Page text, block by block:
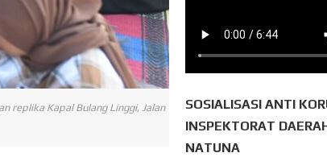
replika Kapal Bulang Linggi, Jalan
SOSIALISASI ANTI
INSPEKTORAT
NATUNA